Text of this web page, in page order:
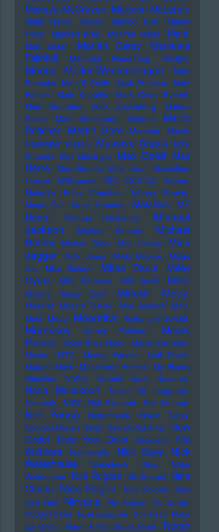
Makaya McCraven Malcolm McLaren
Malik Harris Malva Mambo Kurt
Mamie
Perry
Manfred Krug Manfred Mann Mani
Marc Bolan Mariah Carey
Marianne
Faithfull
Marianne Rosenberg Marilyn
Marius Müller-Westernhagen
Mark
Benecke Mark E Smith Mark Ernestus Mark
Forster
Mark Knopfler
Mark Oliver Everett
Mark Saunders
Mark Zuckerberg
Markus
Kavka
Marlo Grosshardt Marteria
Martin
Böttcher Martin Gore Marusha
Marvin
Rainwater Massiv Massive Attack Mavi
Phoenix Max Giesinger Max Goldt Max
Herre
Max Romeo Maxi Jazz
Maximilian
Hecker
MBSounds MC Conrad
Meese
Melody's Echo Chamber
Mense Reents
Mesut Özil
Metal Hammer Metallica MF
Doom
Michael Hutchence
Michael
Jackson
Michael Kemner
Michael
Rother
Michael Stipe Mick Harvey
Mick
Jagger
Mick Jones Micki Meuser
Midge
Ure
Mike Skinner Miles Davis
Miley
Cyrus
Mille Petrozza Milli Vanilli Mine
Ministry Missy Elliott Mittekill Moby
Moderat Modern Talking Moe Jacksch
Mois
Mola
Moog Moonriivr Moritz von Oswald
Morrissey Morton Feldman
Moses
Pelham
Motor Boys Motor
Mouse On Mars
Mozart
MTV Muddy Waters
Muff Potter
Muppet Show
Münchener Freiheit
My Bloody
Valentine
N.W.A. Naddel Nadin Deventer
Nana Mouskouri
Nation Of Language
Nazareth
NDW Neil Diamond Neil Tennant
Neil Young Nekromantix Nemo
Nena
Nervous Norvus Neu! New Model Army New
Order New York Dolls Newcleus
Nia
Archives
Nichtseattle Nick Cave
Nick
Waterhouse
Nickelback Nico
Nikko
Weidemann Nile Rogers Nils Keppel Nina
Chuba Nina Hagen Nina Simone
Nine
Inch Nail
Nirvana No Angels
No Doubt
Noddy Holder Noel Gallagher Noir Désir Nono
La Grinta
Noori & His Dorpa Band
Norah